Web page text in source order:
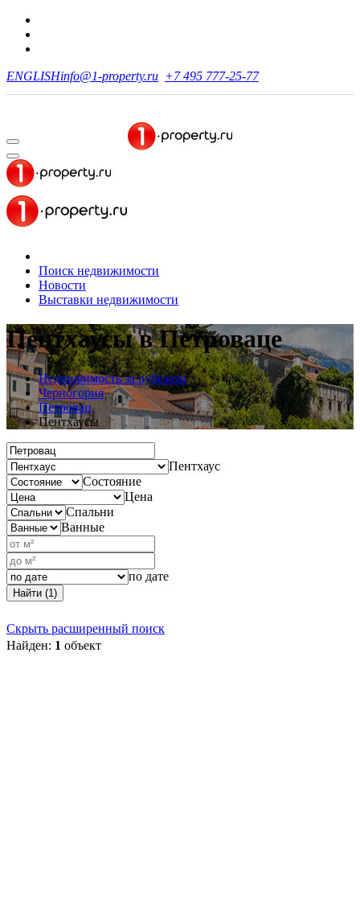
ENGLISHinfo@1-property.ru +7 495 777-25-77
Поиск недвижимости
Новости
Выставки недвижимости
Пентхаусыв Петроваце
Недвижимость за рубежом
Черногория
Петровац
Пентхаусы
Пентхаус
Состояние
Цена
Спальни
Ванные
по дате
Найти (1)
Скрыть расширенный поиск
Найден: 1 объект